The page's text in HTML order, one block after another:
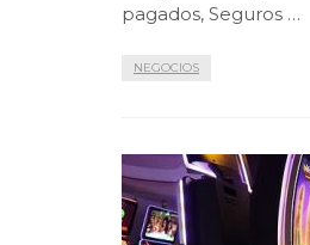
pagados, Seguros …
NEGOCIOS